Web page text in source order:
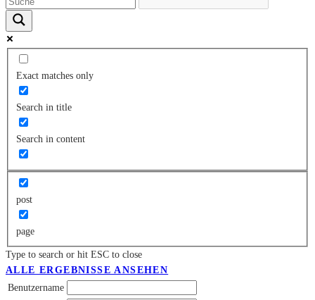
Exact matches only
Search in title
Search in content
post
page
Type to search or hit ESC to close
ALLE ERGEBNISSE ANSEHEN
Benutzername